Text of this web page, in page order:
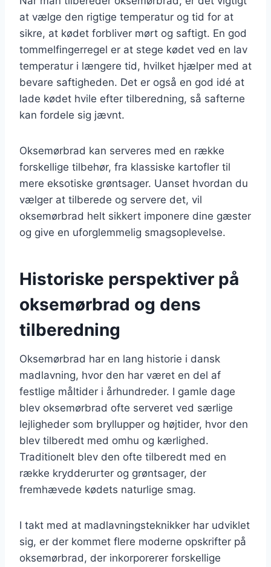
at vælge den rigtige temperatur og tid for at
sikre, at kødet forbliver mørt og saftigt. En god
tommelfingerregel er at stege kødet ved en lav
temperatur i længere tid, hvilket hjælper med at
bevare saftigheden. Det er også en god idé at
lade kødet hvile efter tilberedning, så safterne
kan fordele sig jævnt.
Oksemørbrad kan serveres med en række
forskellige tilbehør, fra klassiske kartofler til
mere eksotiske grøntsager. Uanset hvordan du
vælger at tilberede og servere det, vil
oksemørbrad helt sikkert imponere dine gæster
og give en uforglemmelig smagsoplevelse.
Historiske perspektiver på
oksemørbrad og dens
tilberedning
Oksemørbrad har en lang historie i dansk
madlavning, hvor den har været en del af
festlige måltider i århundreder. I gamle dage
blev oksemørbrad ofte serveret ved særlige
lejligheder som bryllupper og højtider, hvor den
blev tilberedt med omhu og kærlighed.
Traditionelt blev den ofte tilberedt med en
række krydderurter og grøntsager, der
fremhævede kødets naturlige smag.
I takt med at madlavningsteknikker har udviklet
sig, er der kommet flere moderne opskrifter på
oksemørbrad, der inkorporerer forskellige